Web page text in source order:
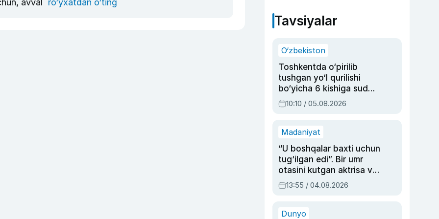
Tavsiyalar
O‘zbekiston
Toshkentda o‘pirilib
tushgan yo‘l qurilishi
bo‘yicha 6 kishiga sud
hukmi o‘qildi
10:10 / 05.08.2026
Madaniyat
“U boshqalar baxti uchun
tug‘ilgan edi”. Bir umr
otasini kutgan aktrisa va
dublyaj ustasi Rimma
Ahmedovaning
13:55 / 04.08.2026
Dunyo